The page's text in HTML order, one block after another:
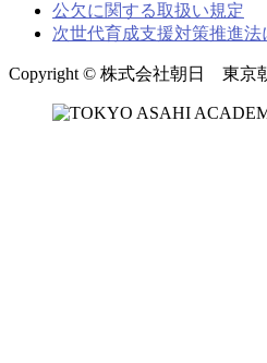
公欠に関する取扱い規定
次世代育成支援対策推進
Copyright © 株式会社朝日 東京